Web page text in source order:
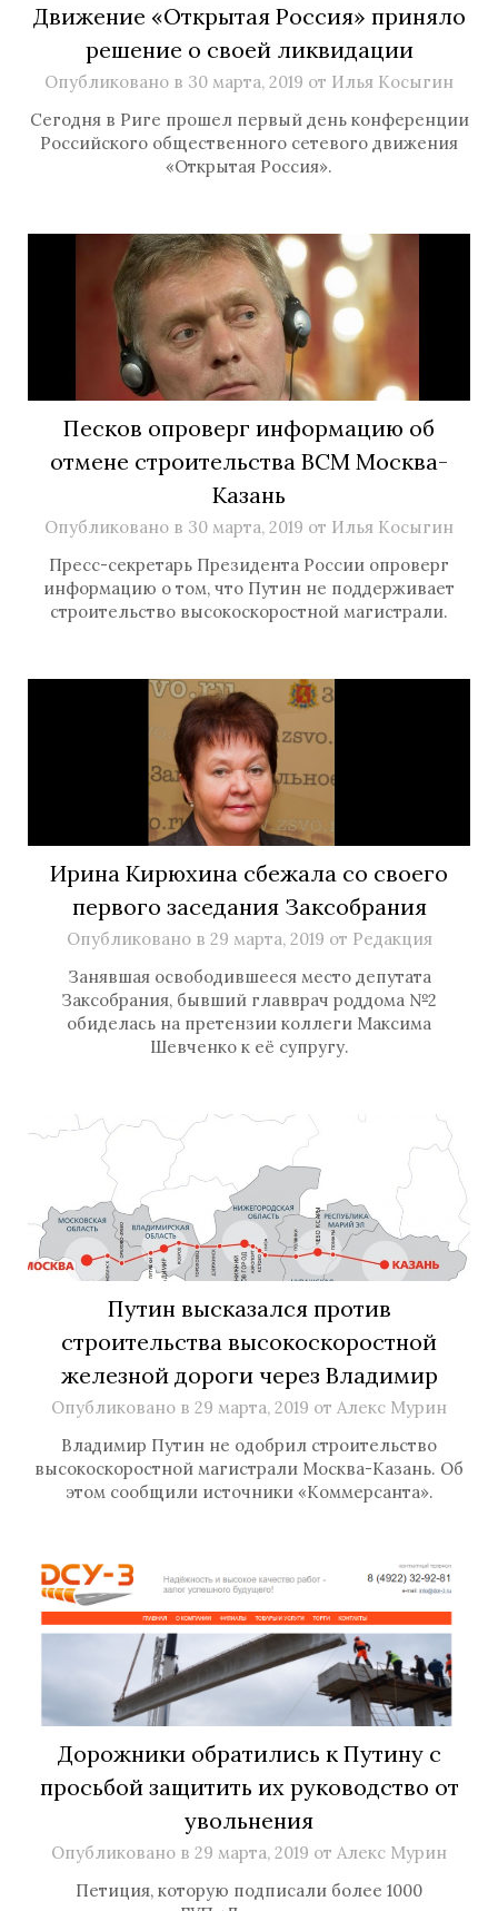
Движение «Открытая Россия» приняло
решение о своей ликвидации
Опубликовано в 30 марта, 2019 от Илья Косыгин
Сегодня в Риге прошел первый день конференции
Российского общественного сетевого движения
«Открытая Россия».
Песков опроверг информацию об
отмене строительства ВСМ Москва-
Казань
Опубликовано в 30 марта, 2019 от Илья Косыгин
Пресс-секретарь Президента России опроверг
информацию о том, что Путин не поддерживает
строительство высокоскоростной магистрали.
Ирина Кирюхина сбежала со своего
первого заседания Заксобрания
Опубликовано в 29 марта, 2019 от Редакция
Занявшая освободившееся место депутата
Заксобрания, бывший главврач роддома №2
обиделась на претензии коллеги Максима
Шевченко к её супругу.
Путин высказался против
строительства высокоскоростной
железной дороги через Владимир
Опубликовано в 29 марта, 2019 от Алекс Мурин
Владимир Путин не одобрил строительство
высокоскоростной магистрали Москва-Казань. Об
этом сообщили источники «Коммерсанта».
Дорожники обратились к Путину с
просьбой защитить их руководство от
увольнения
Опубликовано в 29 марта, 2019 от Алекс Мурин
Петиция, которую подписали более 1000